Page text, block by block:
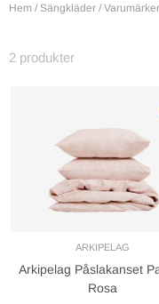
Hem / Sängkläder /
2 produkter
ARKIPELAG
Arkipelag Påslakanset
Rosa